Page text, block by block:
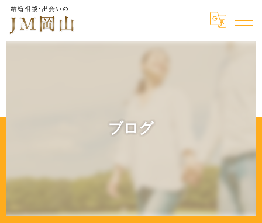
ブログ